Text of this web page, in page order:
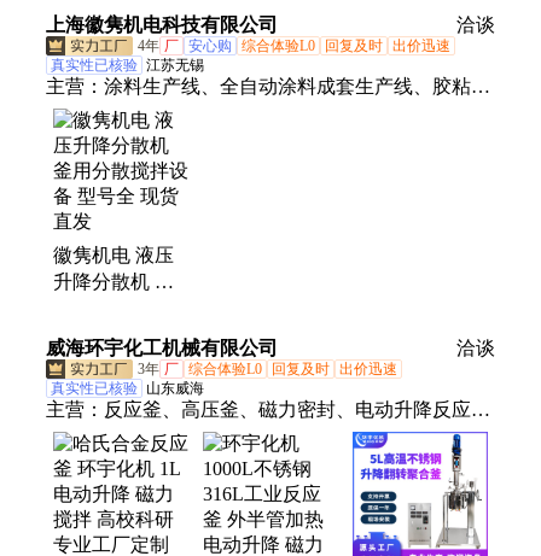
化设计方案
上海徽隽机电科技有限公司 洽谈
4年 厂 安心购 综合体验L0 回复及时 出价迅速
真实性已核验 江苏无锡
主营： 涂料生产线、全自动涂料成套生产线、胶粘剂
生产设备、搅拌机、油漆成套设备、油墨生产设备、
油墨制造设备、油墨成套生产线、树脂生产设备、涂
料制作设备、油漆生产设备、涂料成套设备、建筑涂
料生产设备、全自动油漆生产线、全自动油墨生产
线、树脂生产成套设备、树脂成套线、油墨成套线、
涂料生产制造设备、油墨智能生产线、反应釜、高精
度配料、防腐涂料生产设备、液体自动上料系统、真
徽隽机电 液压
升降分散机 釜
型号全 现货直
发
威海环宇化工机械有限公司 洽谈
3年 厂 综合体验L0 回复及时 出价迅速
真实性已核验 山东威海
主营： 反应釜、高压釜、磁力密封、电动升降反应
釜、不锈钢釜、高压储罐、不锈钢复合板、双端面机
械密封、夹套循环导热油